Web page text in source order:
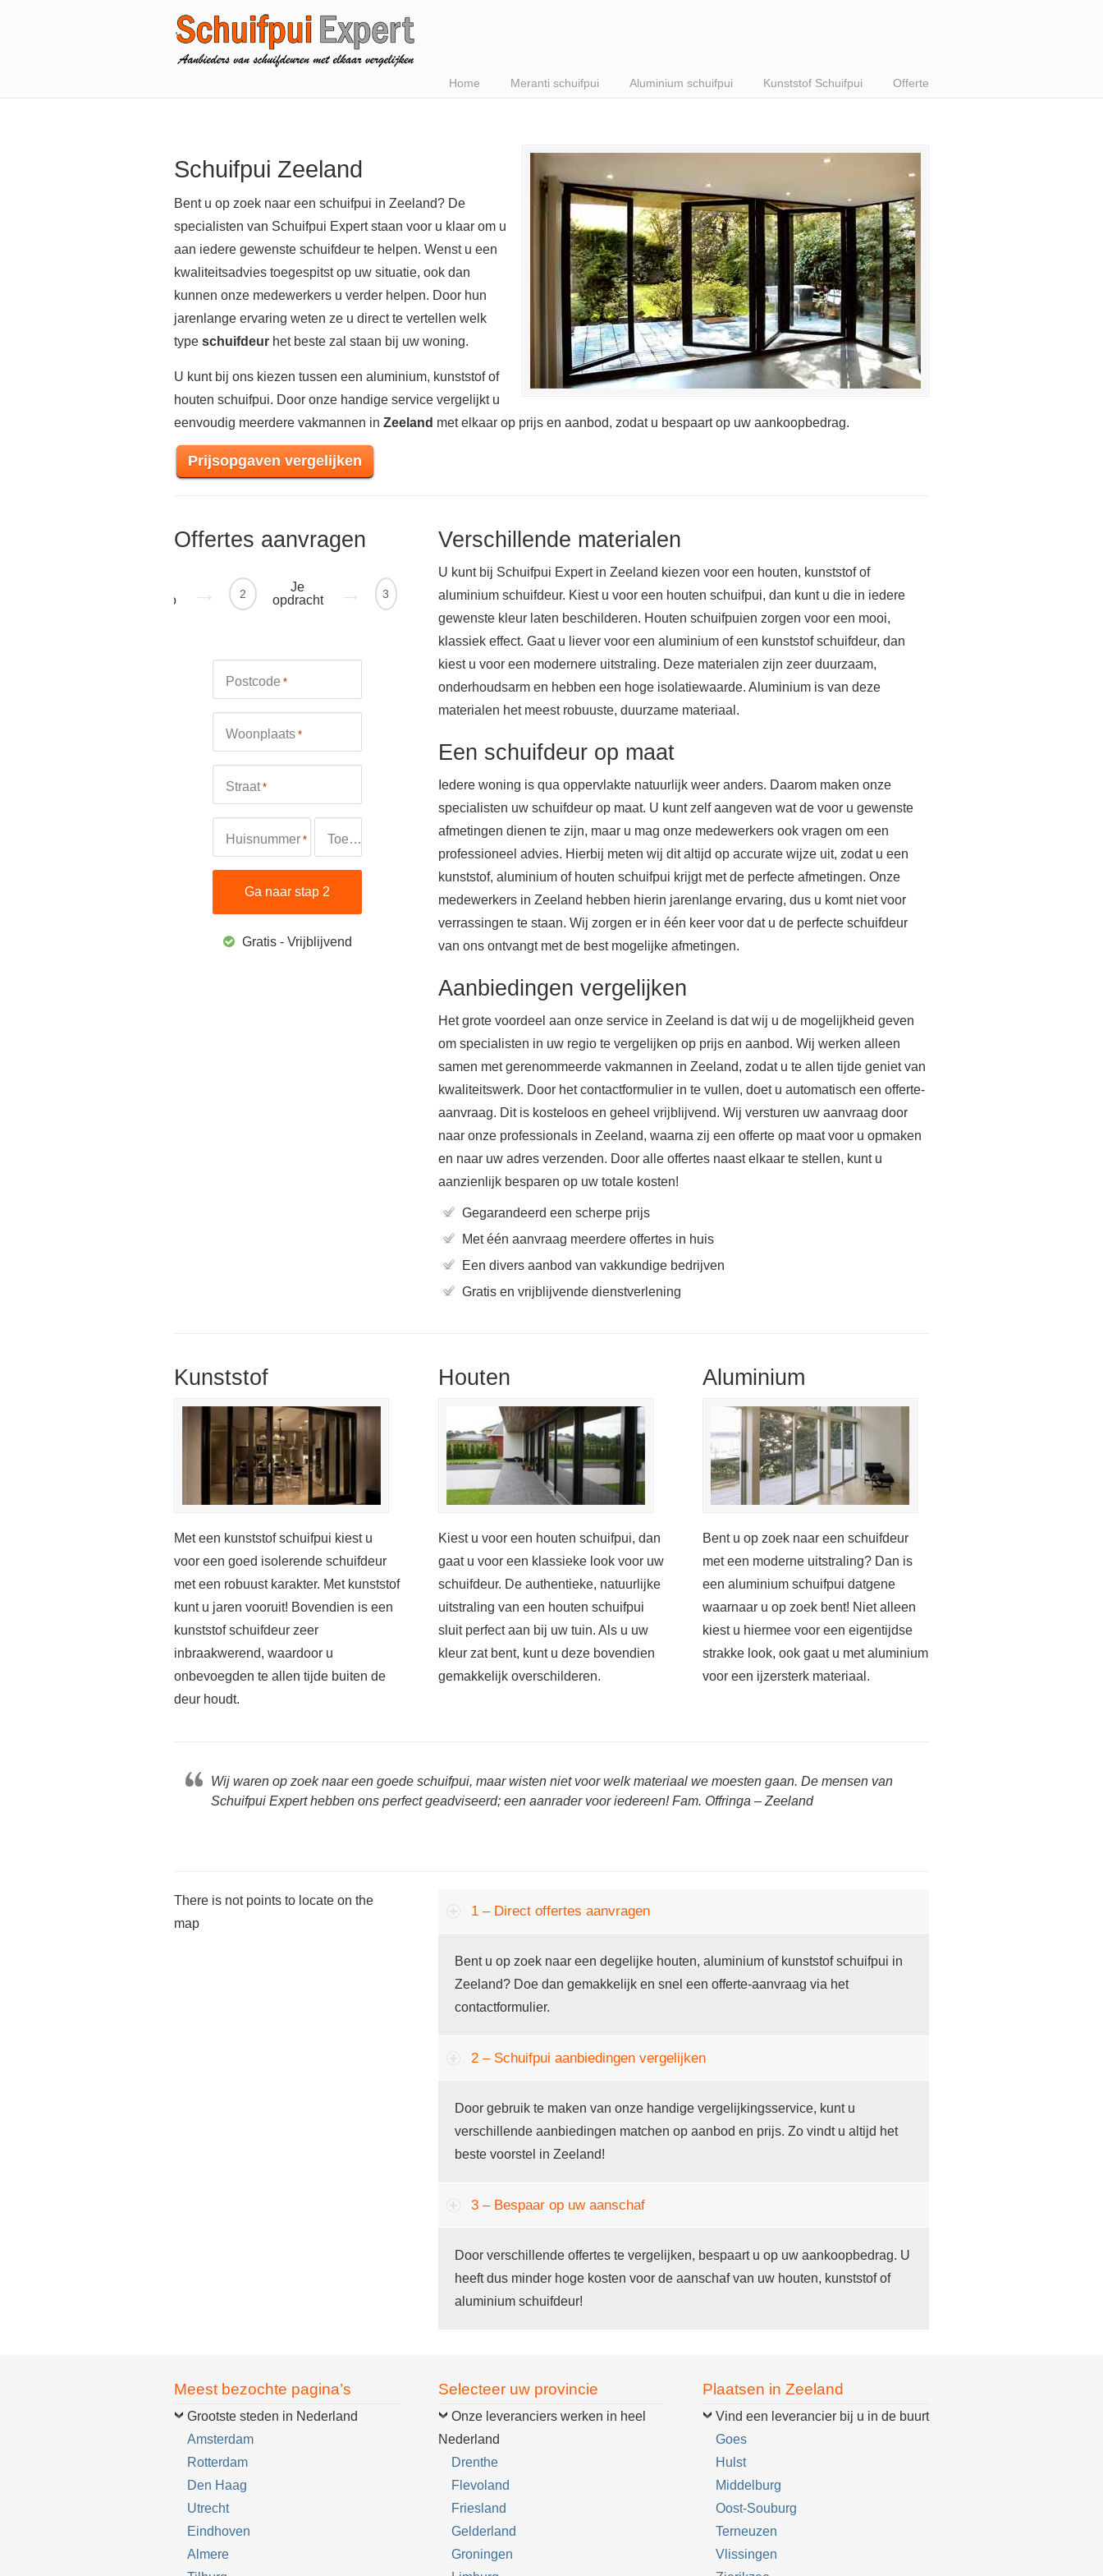
Home Meranti schuifpui Aluminium schuifpui Kunststof Schuifpui Offerte
Schuifpui Zeeland
Bent u op zoek naar een schuifpui in Zeeland? De
specialisten van Schuifpui Expert staan voor u klaar om u
aan iedere gewenste schuifdeur te helpen. Wenst u een
kwaliteitsadvies toegespitst op uw situatie, ook dan
kunnen onze medewerkers u verder helpen. Door hun
jarenlange ervaring weten ze u direct te vertellen welk
type schuifdeur het beste zal staan bij uw woning.
U kunt bij ons kiezen tussen een aluminium, kunststof of
houten schuifpui. Door onze handige service vergelijkt u
eenvoudig meerdere vakmannen in Zeeland met elkaar op prijs en aanbod, zodat u bespaart op uw aankoopbedrag.
Prijsopgaven vergelijken
Offertes aanvragen
regio
2
Je
opdracht
3
Ontvang
offertes
Postcode *
Woonplaats *
Straat *
Huisnummer * Toevoeging
Gratis - Vrijblijvend
Verschillende materialen
U kunt bij Schuifpui Expert in Zeeland kiezen voor een houten, kunststof of
aluminium schuifdeur. Kiest u voor een houten schuifpui, dan kunt u die in iedere
gewenste kleur laten beschilderen. Houten schuifpuien zorgen voor een mooi,
klassiek effect. Gaat u liever voor een aluminium of een kunststof schuifdeur, dan
kiest u voor een modernere uitstraling. Deze materialen zijn zeer duurzaam,
onderhoudsarm en hebben een hoge isolatiewaarde. Aluminium is van deze
materialen het meest robuuste, duurzame materiaal.
Een schuifdeur op maat
Iedere woning is qua oppervlakte natuurlijk weer anders. Daarom maken onze
specialisten uw schuifdeur op maat. U kunt zelf aangeven wat de voor u gewenste
afmetingen dienen te zijn, maar u mag onze medewerkers ook vragen om een
professioneel advies. Hierbij meten wij dit altijd op accurate wijze uit, zodat u een
kunststof, aluminium of houten schuifpui krijgt met de perfecte afmetingen. Onze
medewerkers in Zeeland hebben hierin jarenlange ervaring, dus u komt niet voor
verrassingen te staan. Wij zorgen er in één keer voor dat u de perfecte schuifdeur
van ons ontvangt met de best mogelijke afmetingen.
Aanbiedingen vergelijken
Het grote voordeel aan onze service in Zeeland is dat wij u de mogelijkheid geven
om specialisten in uw regio te vergelijken op prijs en aanbod. Wij werken alleen
samen met gerenommeerde vakmannen in Zeeland, zodat u te allen tijde geniet van
kwaliteitswerk. Door het contactformulier in te vullen, doet u automatisch een offerte-
aanvraag. Dit is kosteloos en geheel vrijblijvend. Wij versturen uw aanvraag door
naar onze professionals in Zeeland, waarna zij een offerte op maat voor u opmaken
en naar uw adres verzenden. Door alle offertes naast elkaar te stellen, kunt u
aanzienlijk besparen op uw totale kosten!
Gegarandeerd een scherpe prijs
Met één aanvraag meerdere offertes in huis
Een divers aanbod van vakkundige bedrijven
Gratis en vrijblijvende dienstverlening
Kunststof
Met een kunststof schuifpui kiest u
voor een goed isolerende schuifdeur
met een robuust karakter. Met kunststof
kunt u jaren vooruit! Bovendien is een
kunststof schuifdeur zeer
inbraakwerend, waardoor u
onbevoegden te allen tijde buiten de
deur houdt.
Houten
Kiest u voor een houten schuifpui, dan
gaat u voor een klassieke look voor uw
schuifdeur. De authentieke, natuurlijke
uitstraling van een houten schuifpui
sluit perfect aan bij uw tuin. Als u uw
kleur zat bent, kunt u deze bovendien
gemakkelijk overschilderen.
Aluminium
Bent u op zoek naar een schuifdeur
met een moderne uitstraling? Dan is
een aluminium schuifpui datgene
waarnaar u op zoek bent! Niet alleen
kiest u hiermee voor een eigentijdse
strakke look, ook gaat u met aluminium
voor een ijzersterk materiaal.
Wij waren op zoek naar een goede schuifpui, maar wisten niet voor welk materiaal we moesten gaan. De mensen van
Schuifpui Expert hebben ons perfect geadviseerd; een aanrader voor iedereen! Fam. Offringa – Zeeland
There is not points to locate on the
map
1 – Direct offertes aanvragen
Bent u op zoek naar een degelijke houten, aluminium of kunststof schuifpui in
Zeeland? Doe dan gemakkelijk en snel een offerte-aanvraag via het
contactformulier.
2 – Schuifpui aanbiedingen vergelijken
Door gebruik te maken van onze handige vergelijkingsservice, kunt u
verschillende aanbiedingen matchen op aanbod en prijs. Zo vindt u altijd het
beste voorstel in Zeeland!
3 – Bespaar op uw aanschaf
Door verschillende offertes te vergelijken, bespaart u op uw aankoopbedrag. U
heeft dus minder hoge kosten voor de aanschaf van uw houten, kunststof of
aluminium schuifdeur!
Meest bezochte pagina’s
Grootste steden in Nederland
Amsterdam
Rotterdam
Den Haag
Utrecht
Eindhoven
Almere
Selecteer uw provincie
Onze leveranciers werken in heel
Nederland
Drenthe
Flevoland
Friesland
Gelderland
Groningen
Plaatsen in Zeeland
Vind een leverancier bij u in de buurt
Goes
Hulst
Middelburg
Oost-Souburg
Terneuzen
Vlissingen